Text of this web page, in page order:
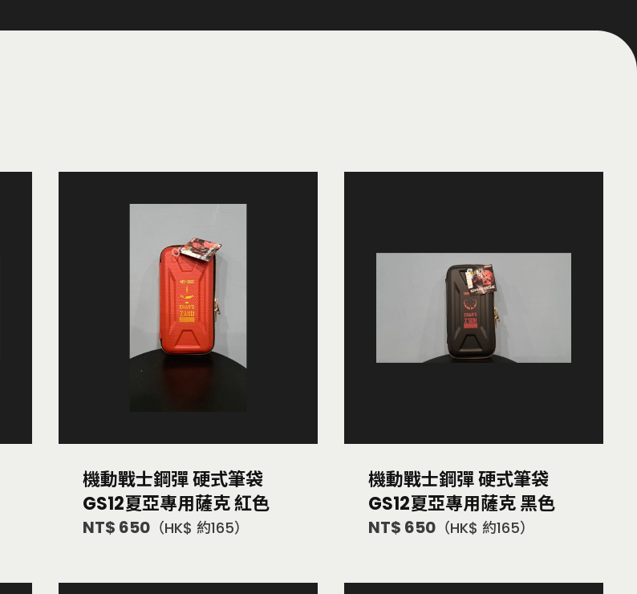
機動戰士鋼彈 硬式筆袋
GS12夏亞專用薩克 紅色
NT$ 650 （HK$ 約165）
機動戰士鋼彈 硬式筆袋
GS12夏亞專用薩克 黑色
NT$ 650 （HK$ 約165）